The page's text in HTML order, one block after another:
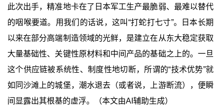
此次出手，精准地卡在了日本军工生产最脆弱、最难以替代
的咽喉要道。用我们的话说，这叫“打蛇打七寸”。日本长期
以来在部分高端制造领域的光鲜，是建立在从东大稳定获取
大量基础性、关键性原材料和中间产品的基础之上的。一旦
这个供应链被系统性、制度性地切断，所谓的“技术优势”就
如同沙滩上的城堡，潮水退去（或者说，上游断流），便瞬
间显露出其根基的虚浮。（本文由AI辅助生成）‍